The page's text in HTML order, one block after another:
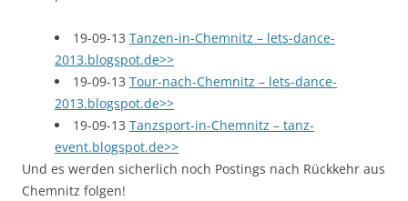
19-09-13 Tanzen-in-Chemnitz – lets-dance-
2013.blogspot.de>>
19-09-13 Tour-nach-Chemnitz – lets-dance-
2013.blogspot.de>>
19-09-13 Tanzsport-in-Chemnitz – tanz-
event.blogspot.de>>
Und es werden sicherlich noch Postings nach Rückkehr aus
Chemnitz folgen!